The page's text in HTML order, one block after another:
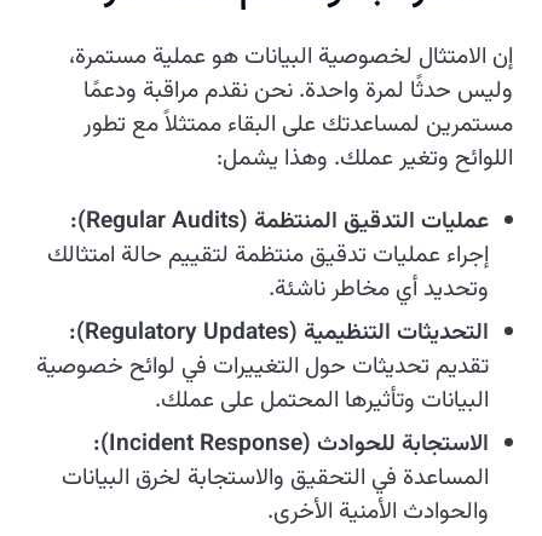
إن الامتثال لخصوصية البيانات هو عملية مستمرة،
وليس حدثًا لمرة واحدة. نحن نقدم مراقبة ودعمًا
مستمرين لمساعدتك على البقاء ممتثلاً مع تطور
اللوائح وتغير عملك. وهذا يشمل:
عمليات التدقيق المنتظمة (Regular Audits):
إجراء عمليات تدقيق منتظمة لتقييم حالة امتثالك
وتحديد أي مخاطر ناشئة.
التحديثات التنظيمية (Regulatory Updates):
تقديم تحديثات حول التغييرات في لوائح خصوصية
البيانات وتأثيرها المحتمل على عملك.
الاستجابة للحوادث (Incident Response):
المساعدة في التحقيق والاستجابة لخرق البيانات
والحوادث الأمنية الأخرى.